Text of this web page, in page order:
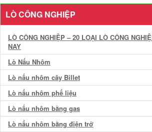
LÒ CÔNG NGHIỆP
LÒ CÔNG NGHIỆP – 20 LOẠI LÒ CÔNG
NAY
Lò Nấu Nhôm
Lò nấu nhôm cây Billet
Lò nấu nhôm phế liệu
Lò nấu nhôm bằng gas
Lò nấu nhôm bằng điện trở